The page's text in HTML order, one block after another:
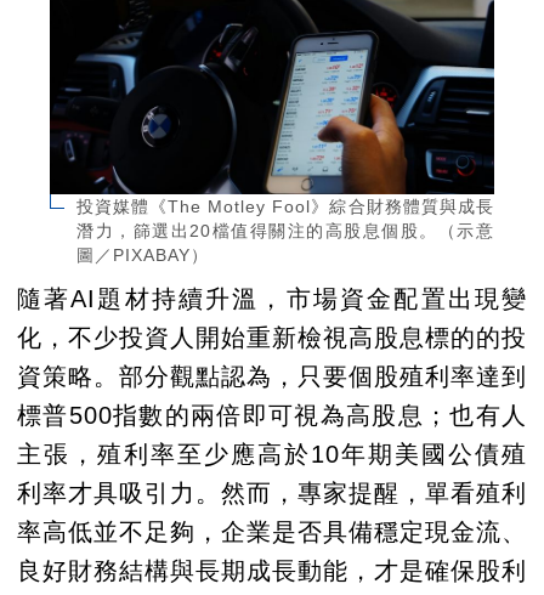
投資媒體《The Motley Fool》綜合財務體質與成長
潛力，篩選出20檔值得關注的高股息個股。（示意
圖／PIXABAY）
隨著AI題材持續升溫，市場資金配置出現變
化，不少投資人開始重新檢視高股息標的的投
資策略。部分觀點認為，只要個股殖利率達到
標普500指數的兩倍即可視為高股息；也有人
主張，殖利率至少應高於10年期美國公債殖
利率才具吸引力。然而，專家提醒，單看殖利
率高低並不足夠，企業是否具備穩定現金流、
良好財務結構與長期成長動能，才是確保股利